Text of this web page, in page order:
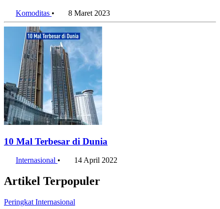
Komoditas • 8 Maret 2023
10 Mal Terbesar di Dunia
Internasional • 14 April 2022
Artikel Terpopuler
Peringkat Internasional